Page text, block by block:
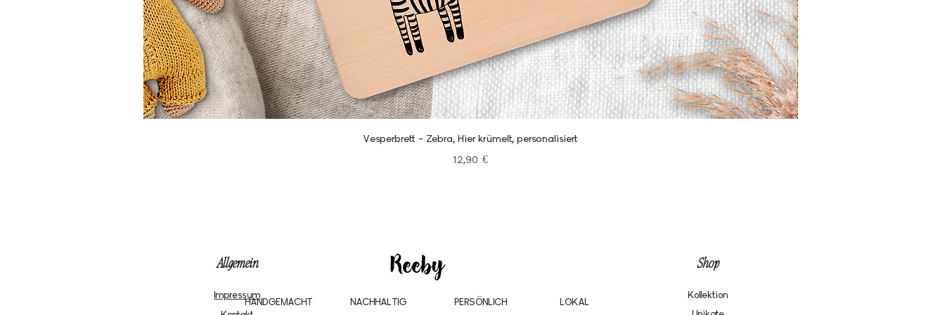
Schnellansicht
Vesperbrett - Zebra, Hier krümelt, personalisiert
Preis
12,90 €
Allgemein
Impressum
HANDGEMACHT NACHHALTIG PERSÖNLICH LOKAL
Shop
Kollektion